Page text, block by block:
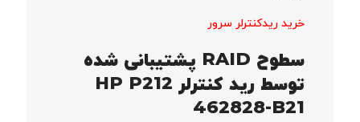
خرید ریدکنترلر سرور
سطوح RAID پشتیبانی شده
توسط رید کنترلر HP P212
462828-B21